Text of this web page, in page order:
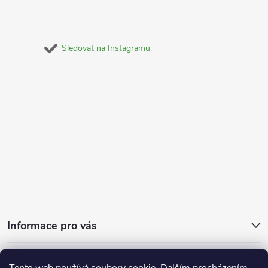
Sledovat na Instagramu
Informace pro vás